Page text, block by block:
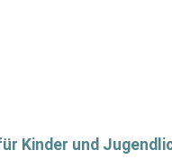
Kinder und